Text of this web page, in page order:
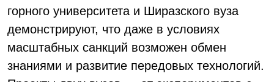
горного университета и Ширазского вуза
демонстрируют, что даже в условиях
масштабных санкций возможен обмен
знаниями и развитие передовых технологий.